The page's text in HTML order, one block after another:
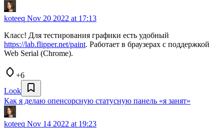
koteeq Nov 20 2022 at 17:13
Класс! Для тестирования графики есть удобный
https://lab.flipper.net/paint. Работает в браузерах с поддержкой
Web Serial (Chrome).
+6
Look
Как я делаю опенсорсную статусную панель «я занят»
koteeq Nov 14 2022 at 19:23